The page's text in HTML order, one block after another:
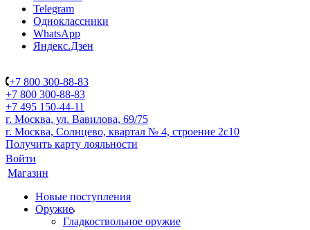
Telegram
Одноклассники
WhatsApp
Яндекс.Дзен
+7 800 300-88-83
+7 800 300-88-83
+7 495 150-44-11
г. Москва, ул. Вавилова, 69/75
г. Москва, Солнцево, квартал № 4, строение 2с10
Получить карту лояльности
Войти
Магазин
Новые поступления
Оружие
Гладкоствольное оружие